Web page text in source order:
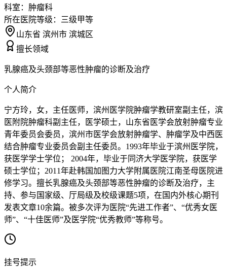
科室： 肿瘤科
所在医院等级：
三级甲等
山东省 滨州市 滨城区
擅长领域
乳腺癌及头颈部等恶性肿瘤的诊断及治疗
个人简介
宁方玲，女，主任医师，滨州医学院肿瘤学教研室副主任，滨
医附院肿瘤科副主任，医学硕士，山东省医学会放射肿瘤专业
青年委员会委员，滨州市医学会放射肿瘤学、肿瘤学及中西医
结合肿瘤专业委员会副主任委员。1993年毕业于滨州医学院，
获医学学士学位； 2004年，毕业于同济大学医学院，获医学
硕士学位；2011年赴韩国加图力大学附属医院江南圣母医院进
修学习。擅长乳腺癌及头颈部等恶性肿瘤的诊断及治疗，主
持、参与国家级、厅局级及校级课题5项，在国内外核心期刊
发表文章10余篇。被多次评为医院“先进工作者”、“优秀女医
师”、“十佳医师”及医学院“优秀教师”等称号。
挂号提示